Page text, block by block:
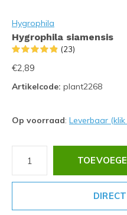
Hygrophila
Hygrophila siamensis
(23)
€2,89
Artikelcode: plant2268
Op voorraad: Leverbaar